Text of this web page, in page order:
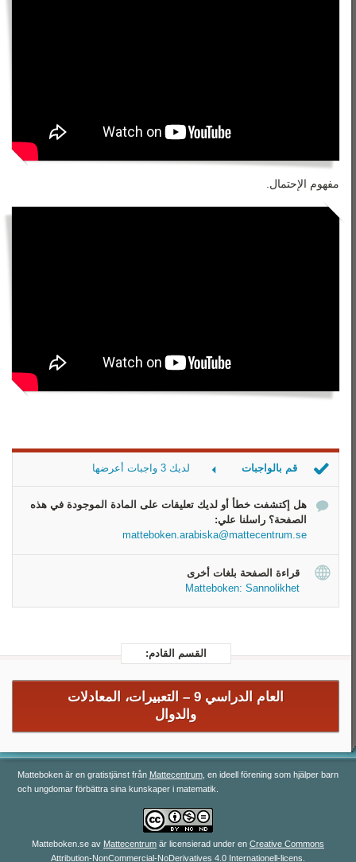
مفهوم الإحتمال.
قم بالواجبات لديك 3 واجبات أعرضها
‏ورق لعب
زهرتي نرد
هل إكتشفت خطأ أو لديك تعليقات على المادة الموجودة في هذه
الصفحة؟ راسلنا علي:
matteboken.arabiska@mattecentrum.se
قراءة الصفحة بلغات أخرى
Matteboken: Sannolikhet
القسم القادم:
العام الدراسي 9 –
التعبيرات، المعادلات
والدوال
Matteboken är en gratistjänst från Mattecentrum, en ideell förening som hjälper barn
och ungdomar förbättra sina kunskaper i matematik.
Matteboken.se av Mattecentrum är licensierad under en Creative Commons
Attribution-NonCommercial-NoDerivatives 4.0 Internationell-licens